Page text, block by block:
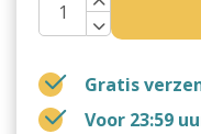
Gratis
Voor 23:59